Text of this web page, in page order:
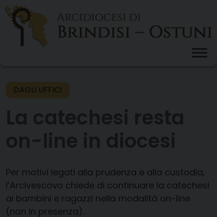
Skip
content
DAGLI UFFICI
Per motivi legati alla prudenza e alla custodia,
l’Arcivescovo chiede di continuare la catechesi
ai bambini e ragazzi nella modalità on-line
(non in presenza).